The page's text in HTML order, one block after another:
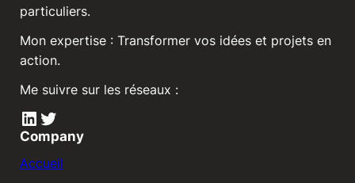
particuliers.
Mon expertise : Transformer vos idées et projets en
action.
Me suivre sur les réseaux :
LinkedIn Twitter
Company
Accueil